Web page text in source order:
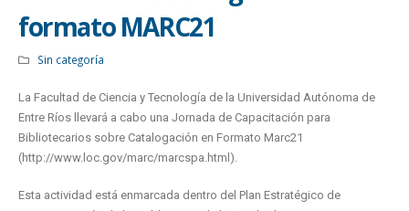
formato MARC21
Sin categoría
La Facultad de Ciencia y Tecnología de la Universidad Autónoma de
Entre Ríos llevará a cabo una Jornada de Capacitación para
Bibliotecarios sobre Catalogación en Formato Marc21
(http://www.loc.gov/marc/marcspa.html).
Esta actividad está enmarcada dentro del Plan Estratégico de